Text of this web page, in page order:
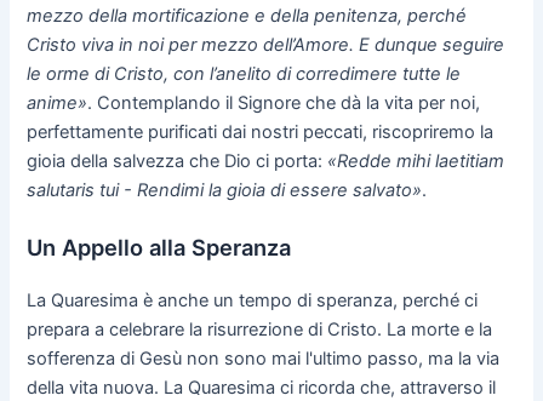
mezzo della mortificazione e della penitenza, perché
Cristo viva in noi per mezzo dell’Amore. E dunque seguire
le orme di Cristo, con l’anelito di corredimere tutte le
anime». Contemplando il Signore che dà la vita per noi,
perfettamente purificati dai nostri peccati, riscopriremo la
gioia della salvezza che Dio ci porta: «Redde mihi laetitiam
salutaris tui - Rendimi la gioia di essere salvato».
Un Appello alla Speranza
La Quaresima è anche un tempo di speranza, perché ci
prepara a celebrare la risurrezione di Cristo. La morte e la
sofferenza di Gesù non sono mai l'ultimo passo, ma la via
della vita nuova. La Quaresima ci ricorda che, attraverso il